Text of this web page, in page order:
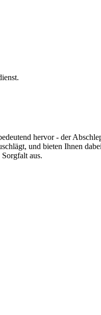
hervor - der
und bieten Ihnen
aus.